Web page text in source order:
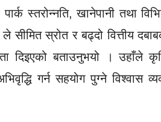
स्तरोन्नति, खानेपानी तथा
स्रोत र बढ्दो वित्तीय
दिइएको बताउनुभयो । उहाँले
गर्न सहयोग पुग्ने विश्वास